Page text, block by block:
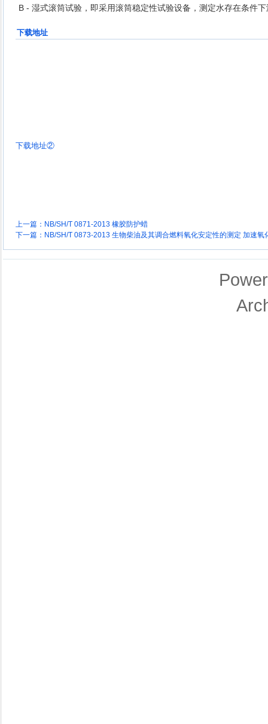
B - 湿式滚筒试验，即采用滚筒稳定性试验设备，测定水存在条件
下载地址
下载地址②
上一篇： NB/SH/T 0871-2013 橡胶防护蜡
下一篇： NB/SH/T 0873-2013 生物柴油及其调合燃料氧化安定性的测定 加速氧